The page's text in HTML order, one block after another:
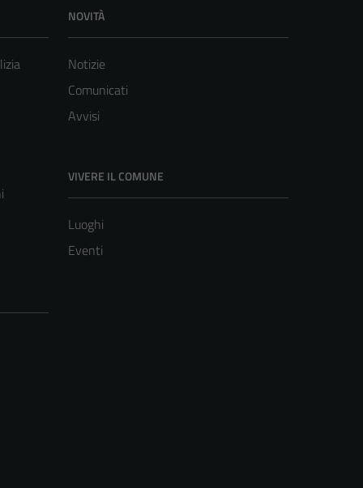
NOVITÀ
Notizie
Comunicati
Avvisi
VIVERE IL COMUNE
Luoghi
Eventi